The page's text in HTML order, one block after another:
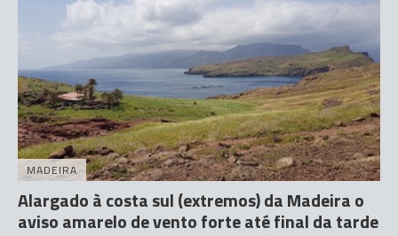
MADEIRA
Alargado à costa sul (extremos) da Madeira o
aviso amarelo de vento forte até final da tarde